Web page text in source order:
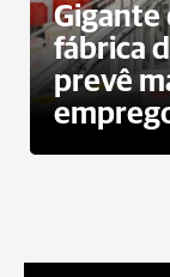
Gigante
fábrica
prevê